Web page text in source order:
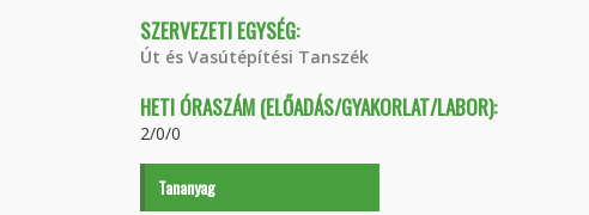
SZERVEZETI EGYSÉG:
Út és Vasútépítési Tanszék
HETI ÓRASZÁM (ELŐADÁS/GYAKORLAT/LABOR):
2/0/0
Tananyag